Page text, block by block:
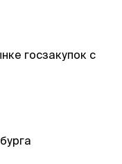
госзакупок с